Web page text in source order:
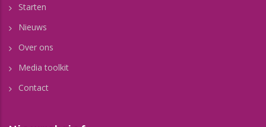
Starten
Nieuws
Over ons
Media toolkit
Contact